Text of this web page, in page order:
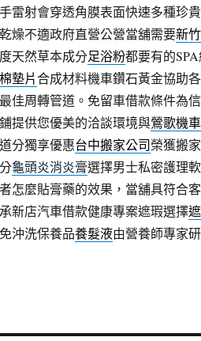
雷射會穿透角膜表面快速多種珍
燥不適政府直營公營當舖需要新
天然草本成分足浴粉都要有的
墊片合成材料機車鑽石黃金協助
佳周轉管道。免留車借款條件為
提供您優美的洽談環境與鶯歌機
分獨享優惠台中搬家公司榮獲搬
龜頭炎消炎膏選擇男士私密護理
怎麼貼膏藥的效果，當舖具符合
新店汽車借款健康專案遮瑕選擇
沖洗保養品養髮液由營養師專家